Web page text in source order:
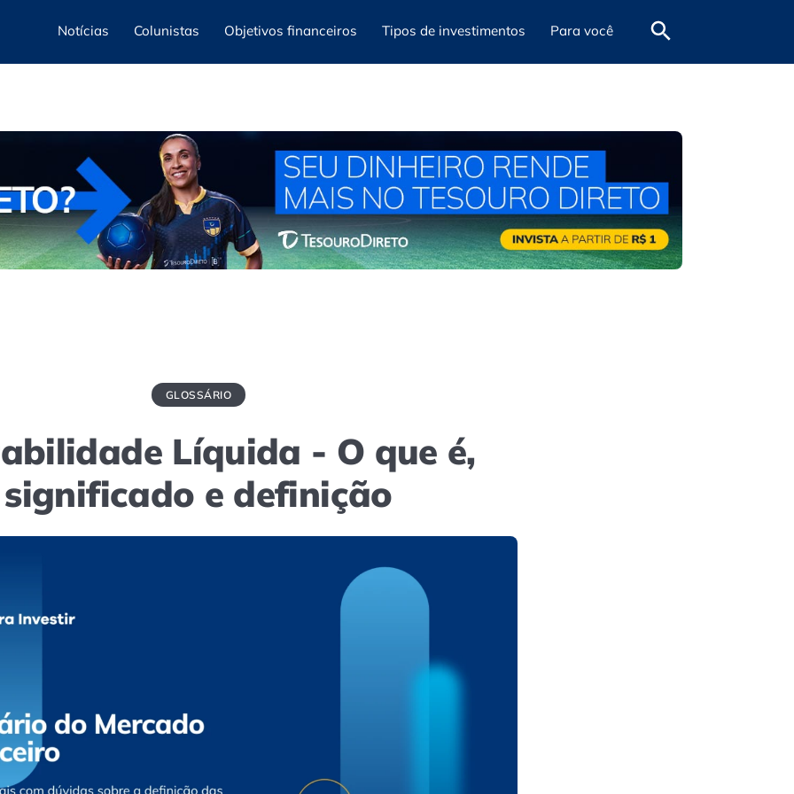
Notícias Colunistas Objetivos financeiros Tipos de investimentos Para você
GLOSSÁRIO
Líquida - O que é,
significado e definição